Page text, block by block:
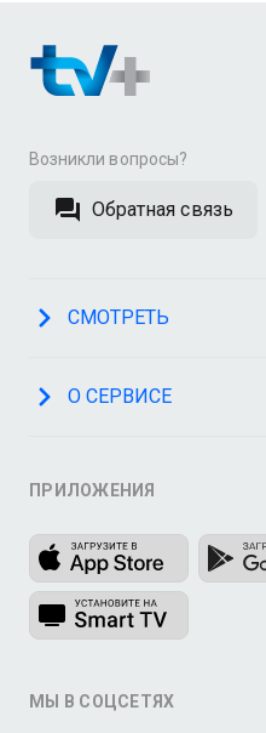
Возникли вопросы?
Обратная связь
СМОТРЕТЬ
О СЕРВИСЕ
ПРИЛОЖЕНИЯ
МЫ В СОЦСЕТЯХ